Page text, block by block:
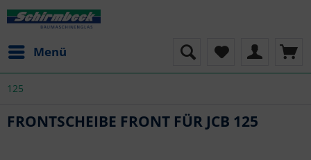
Menü
125
FRONTSCHEIBE FRONT FÜR JCB 125